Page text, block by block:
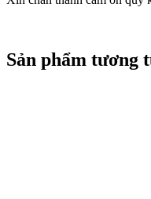
Sản phẩm tương